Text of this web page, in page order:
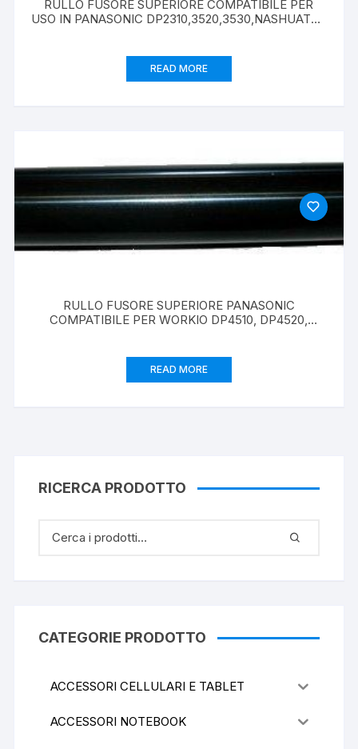
RULLO FUSORE SUPERIORE COMPATIBILE PER
USO IN PANASONIC DP2310,3520,3530,NASHUATEC
READ MORE
RULLO FUSORE SUPERIORE PANASONIC
COMPATIBILE PER WORKIO DP4510, DP4520,
READ MORE
RICERCA PRODOTTO
CATEGORIE PRODOTTO
ACCESSORI CELLULARI E TABLET
ACCESSORI NOTEBOOK